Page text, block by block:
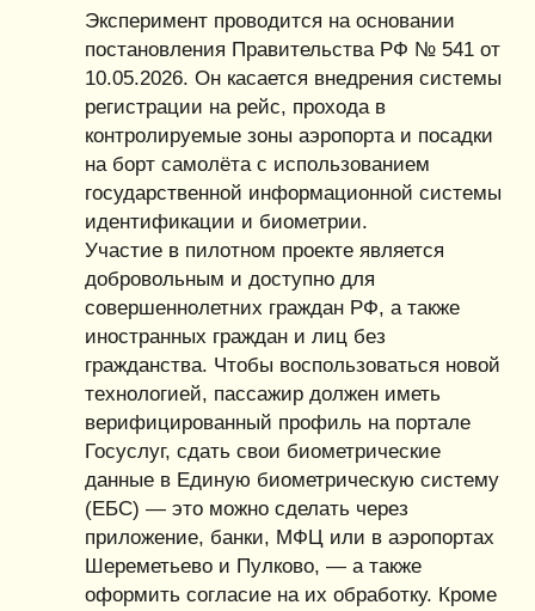
Эксперимент проводится на основании
постановления Правительства РФ № 541 от
10.05.2026. Он касается внедрения системы
регистрации на рейс, прохода в
контролируемые зоны аэропорта и посадки
на борт самолёта с использованием
государственной информационной системы
идентификации и биометрии.
Участие в пилотном проекте является
добровольным и доступно для
совершеннолетних граждан РФ, а также
иностранных граждан и лиц без
гражданства. Чтобы воспользоваться новой
технологией, пассажир должен иметь
верифицированный профиль на портале
Госуслуг, сдать свои биометрические
данные в Единую биометрическую систему
(ЕБС) — это можно сделать через
приложение, банки, МФЦ или в аэропортах
Шереметьево и Пулково, — а также
оформить согласие на их обработку. Кроме